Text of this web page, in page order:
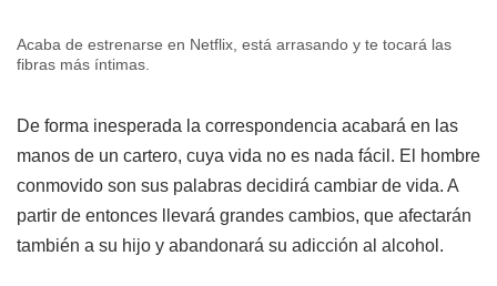
Acaba de estrenarse en Netflix, está arrasando y te tocará las
fibras más íntimas.
De forma inesperada la correspondencia acabará en las
manos de un cartero, cuya vida no es nada fácil. El hombre
conmovido son sus palabras decidirá cambiar de vida. A
partir de entonces llevará grandes cambios, que afectarán
también a su hijo y abandonará su adicción al alcohol.